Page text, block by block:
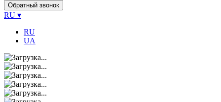
Обратный звонок
RU ▾
RU
UA